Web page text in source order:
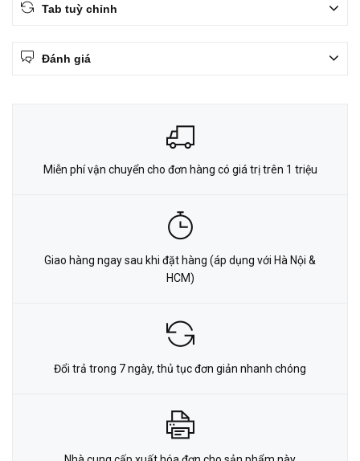
Tab tuỳ chỉnh
Đánh giá
Miễn phí vận chuyển cho đơn hàng có giá trị trên 1 triệu
Giao hàng ngay sau khi đặt hàng (áp dụng với Hà Nội &
HCM)
Đổi trả trong 7 ngày, thủ tục đơn giản nhanh chóng